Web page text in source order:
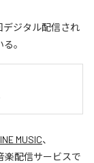
デジタル配信され
。
MUSIC、
楽配信サービスで